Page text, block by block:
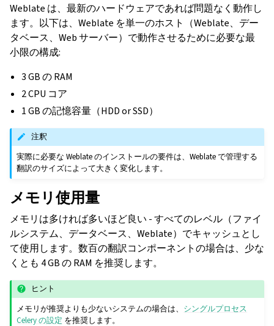
Weblate は、最新のハードウェアであれば問題なく動作し
ます。以下は、Weblate を単一のホスト（Weblate、デー
タベース、Web サーバー）で動作させるために必要な最
小限の構成:
3 GB の RAM
2 CPU コア
1 GB の記憶容量（HDD or SSD）
注釈
実際に必要な Weblate のインストールの要件は、Weblate で管理する
翻訳のサイズによって大きく変化します。
メモリ使用量
メモリは多ければ多いほど良い - すべてのレベル（ファイ
ルシステム、データベース、Weblate）でキャッシュとし
て使用します。数百の翻訳コンポーネントの場合は、少な
くとも 4 GB の RAM を推奨します。
ヒント
メモリが推奨よりも少ないシステムの場合は、 シングルプロセス
Celery の設定 を推奨します。